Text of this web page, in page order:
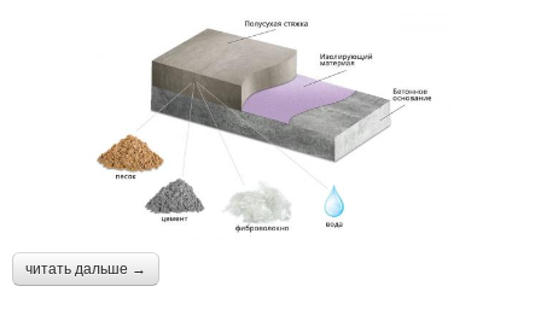
читать дальше →